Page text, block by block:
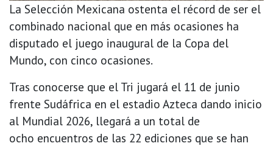
La Selección Mexicana ostenta el récord de ser el
combinado nacional que en más ocasiones ha
disputado el juego inaugural de la Copa del
Mundo, con cinco ocasiones.
Tras conocerse que el Tri jugará el 11 de junio
frente Sudáfrica en el estadio Azteca dando inicio
al Mundial 2026, llegará a un total de
ocho encuentros de las 22 ediciones que se han